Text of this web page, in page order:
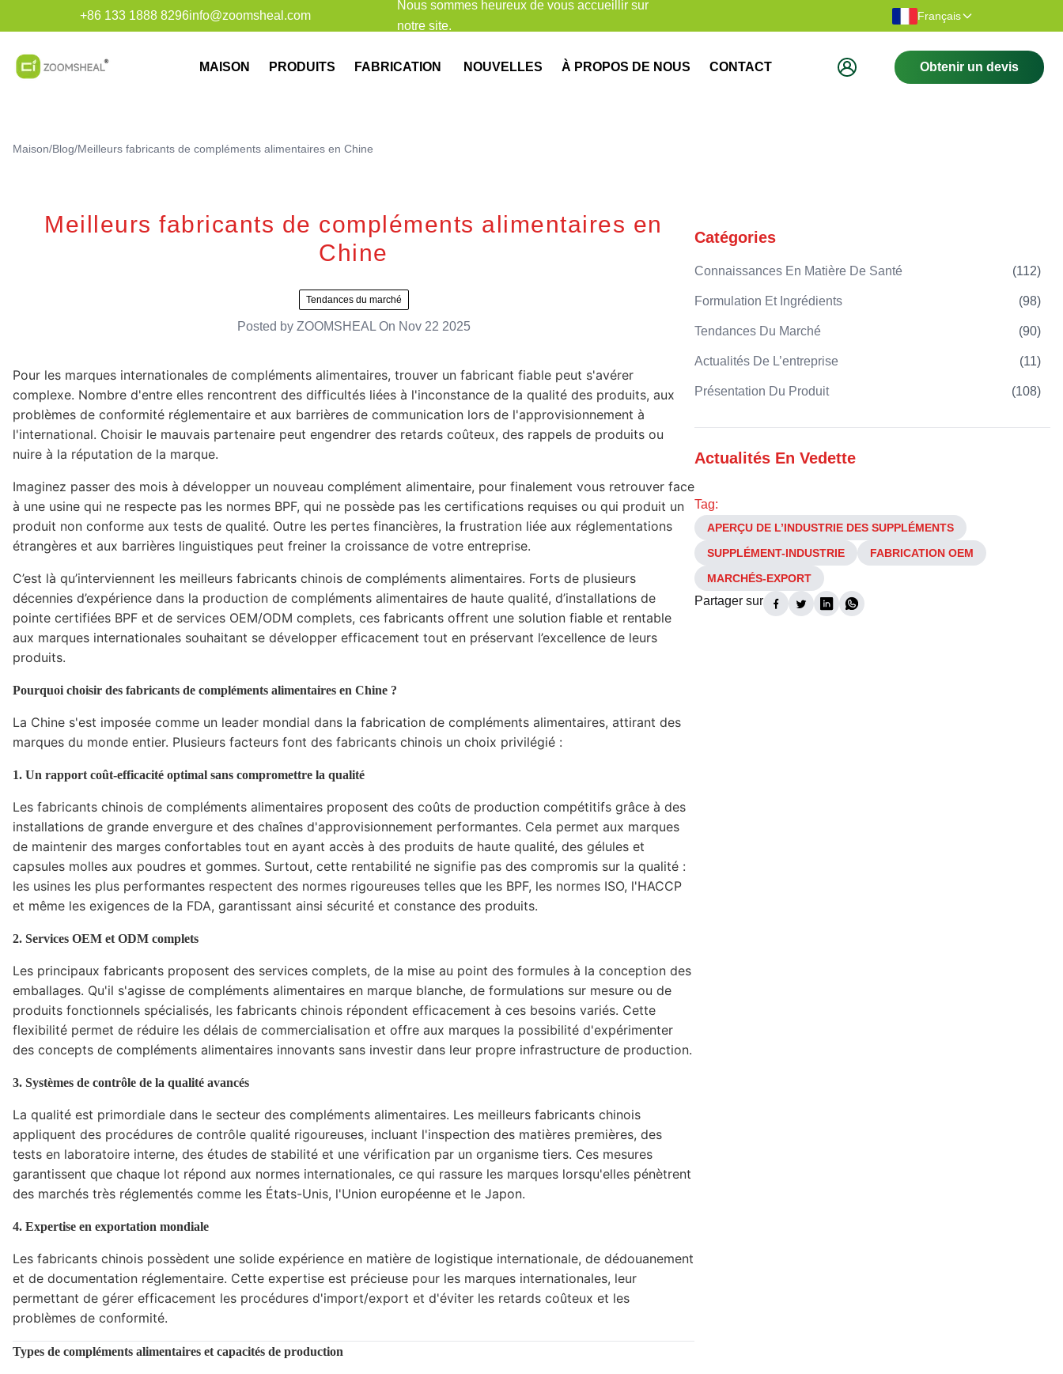
+86 133 1888 8296info@zoomsheal.com
Nous sommes heureux de vous accueillir sur
notre site.
Français
MAISON PRODUITS FABRICATION NOUVELLES À PROPOS DE NOUS CONTACT Obtenir un devis
Maison/Blog/Meilleurs fabricants de compléments alimentaires en Chine
Meilleurs fabricants de compléments alimentaires en
Chine
Tendances du marché
Posted by ZOOMSHEALOn Nov 22 2025
Pour les marques internationales de compléments alimentaires, trouver un fabricant fiable peut s'avérer
complexe. Nombre d'entre elles rencontrent des difficultés liées à l'inconstance de la qualité des produits, aux
problèmes de conformité réglementaire et aux barrières de communication lors de l'approvisionnement à
l'international. Choisir le mauvais partenaire peut engendrer des retards coûteux, des rappels de produits ou
nuire à la réputation de la marque.
Imaginez passer des mois à développer un nouveau complément alimentaire, pour finalement vous retrouver face
à une usine qui ne respecte pas les normes BPF, qui ne possède pas les certifications requises ou qui produit un
produit non conforme aux tests de qualité. Outre les pertes financières, la frustration liée aux réglementations
étrangères et aux barrières linguistiques peut freiner la croissance de votre entreprise.
C’est là qu’interviennent les meilleurs fabricants chinois de compléments alimentaires. Forts de plusieurs
décennies d’expérience dans la production de compléments alimentaires de haute qualité, d’installations de
pointe certifiées BPF et de services OEM/ODM complets, ces fabricants offrent une solution fiable et rentable
aux marques internationales souhaitant se développer efficacement tout en préservant l’excellence de leurs
produits.
Pourquoi choisir des fabricants de compléments alimentaires en Chine ?
La Chine s'est imposée comme un leader mondial dans la fabrication de compléments alimentaires, attirant des
marques du monde entier. Plusieurs facteurs font des fabricants chinois un choix privilégié :
1. Un rapport coût-efficacité optimal sans compromettre la qualité
Les fabricants chinois de compléments alimentaires proposent des coûts de production compétitifs grâce à des
installations de grande envergure et des chaînes d'approvisionnement performantes. Cela permet aux marques
de maintenir des marges confortables tout en ayant accès à des produits de haute qualité, des gélules et
capsules molles aux poudres et gommes. Surtout, cette rentabilité ne signifie pas des compromis sur la qualité :
les usines les plus performantes respectent des normes rigoureuses telles que les BPF, les normes ISO, l'HACCP
et même les exigences de la FDA, garantissant ainsi sécurité et constance des produits.
2. Services OEM et ODM complets
Les principaux fabricants proposent des services complets, de la mise au point des formules à la conception des
emballages. Qu'il s'agisse de compléments alimentaires en marque blanche, de formulations sur mesure ou de
produits fonctionnels spécialisés, les fabricants chinois répondent efficacement à ces besoins variés. Cette
flexibilité permet de réduire les délais de commercialisation et offre aux marques la possibilité d'expérimenter
des concepts de compléments alimentaires innovants sans investir dans leur propre infrastructure de production.
3. Systèmes de contrôle de la qualité avancés
La qualité est primordiale dans le secteur des compléments alimentaires. Les meilleurs fabricants chinois
appliquent des procédures de contrôle qualité rigoureuses, incluant l'inspection des matières premières, des
tests en laboratoire interne, des études de stabilité et une vérification par un organisme tiers. Ces mesures
garantissent que chaque lot répond aux normes internationales, ce qui rassure les marques lorsqu'elles pénètrent
des marchés très réglementés comme les États-Unis, l'Union européenne et le Japon.
4. Expertise en exportation mondiale
Les fabricants chinois possèdent une solide expérience en matière de logistique internationale, de dédouanement
et de documentation réglementaire. Cette expertise est précieuse pour les marques internationales, leur
permettant de gérer efficacement les procédures d'import/export et d'éviter les retards coûteux et les
problèmes de conformité.
Types de compléments alimentaires et capacités de production
Catégories
Connaissances En Matière De Santé (112)
Formulation Et Ingrédients (98)
Tendances Du Marché (90)
Actualités De L’entreprise (11)
Présentation Du Produit (108)
Actualités En Vedette
Tag:
APERÇU DE L’INDUSTRIE DES SUPPLÉMENTS
SUPPLÉMENT-INDUSTRIE
FABRICATION OEM
MARCHÉS-EXPORT
Partager sur